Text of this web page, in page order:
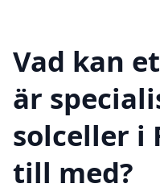
Vad kan
är
solceller i
till med?